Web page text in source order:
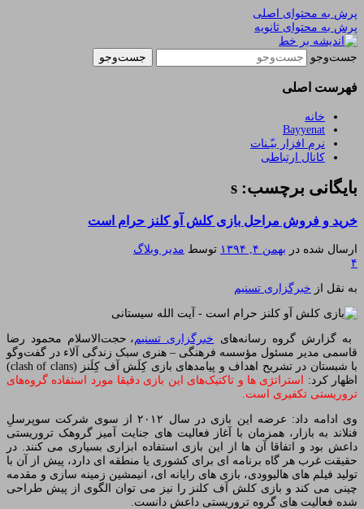
پرش به محتوای اصلی
پرش به محتوای ثانویه
اندیشه بر خط
یادداشتهای یک معلم در باب زندگی، اخلاق، اخبار،
علم و سیاست
جست‌وجو
فهرست اصلی
خانه
Bayyenat
نرم افزار بیّـنات
کانال ارتباطی
بایگانی برچسب: s
خرید و فروش مراحل بازی کلش آو کلنز حرام است
ارسال شده در بهمن ۴, ۱۳۹۴ توسط مدیر وبلاگ
۴
به نقل از خبرگزاری تسنیم
به گزارش گروه رسانه‌های خبرگزاری تسنیم ، حجت‌الاسلام محمود رضا
قاسمی مدیر مسئول مؤسسه فرهنگی – هنری سبک زندگی آلاء در گفت‌وگو
با شبستان در تشریح اهداف و پیامدهای بازی کِلَش آف کِلَنز (clash of clans)
اظهار کرد:
استراتژی ها و تاکتیک‌های این بازی دقیقا مورد استفاده گروه‌های
تروریستی تکفیری است.
وی ادامه داد: عرضه این بازی در سال ۲۰۱۲ از سوی شرکت سوپرسلِ
فنلاند به بازار، همزمان با آغاز فعالیت های جنایت آمیز گروهک تروریستی
داعش بود و اتفاقا آن ها از این بازی استفاده ابزاری بسیاری می کنند. در
حقیقت غرب هر گاه برنامه ای برای کشوری یا منطقه ای دارد، پیش از آن با
تولید فیلم های هالیوودی، بازی های رایانه ای، انیمشین زمینه سازی و مقدمه
چینی می کند و بازی کلش آف کلنز را نیز می توان الگوی از پیش طراحی
شده فعالیت های گروه تروریستی داعش دانست.